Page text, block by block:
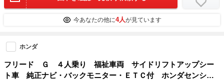
今あなたの他に4人が見ています
ホンダ
フリード Ｇ ４人乗り 福祉車両 サイドリフトアップシー
ト車 純正ナビ・バックモニター・ＥＴＣ付 ホンダセンシン